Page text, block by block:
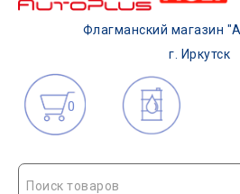
Флагманский магазин
г. Иркутск
0
Поиск товаров